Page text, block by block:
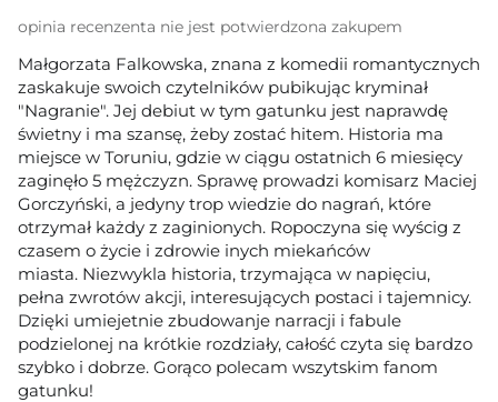
opinia recenzenta nie jest potwierdzona zakupem
Małgorzata Falkowska, znana z komedii romantycznych
zaskakuje swoich czytelników pubikując kryminał
"Nagranie". Jej debiut w tym gatunku jest naprawdę
świetny i ma szansę, żeby zostać hitem. Historia ma
miejsce w Toruniu, gdzie w ciągu ostatnich 6 miesięcy
zaginęło 5 mężczyzn. Sprawę prowadzi komisarz Maciej
Gorczyński, a jedyny trop wiedzie do nagrań, które
otrzymał każdy z zaginionych. Ropoczyna się wyścig z
czasem o życie i zdrowie inych miekańców
miasta. Niezwykla historia, trzymająca w napięciu,
pełna zwrotów akcji, interesujących postaci i tajemnicy.
Dzięki umiejetnie zbudowanje narracji i fabule
podzielonej na krótkie rozdziały, całość czyta się bardzo
szybko i dobrze. Gorąco polecam wszytskim fanom
gatunku!